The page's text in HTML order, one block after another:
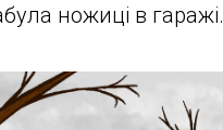
ножиці в гаражі.